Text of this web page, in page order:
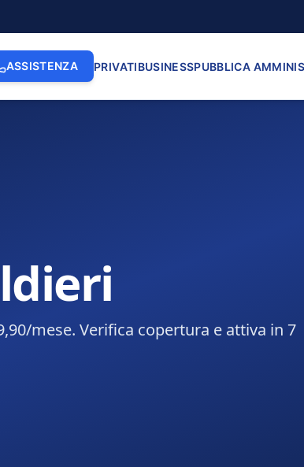
ASSISTENZA PRIVATIBUSINESSPUBBLICA
mese. Verifica copertura e attiva in 7